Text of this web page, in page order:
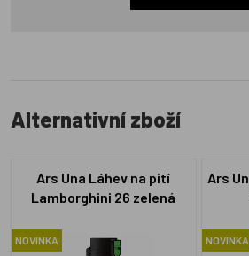
Alternativní zboží
Ars Una Láhev na pití
Lamborghini 26 zelená
NOVINKA
Ars
NOVINKA